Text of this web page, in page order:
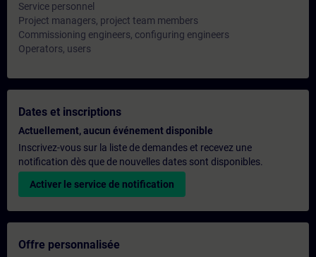
Service personnel
Project managers, project team members
Commissioning engineers, configuring engineers
Operators, users
Dates et inscriptions
Actuellement, aucun événement disponible
Inscrivez-vous sur la liste de demandes et recevez une
notification dès que de nouvelles dates sont disponibles.
Activer le service de notification
Offre personnalisée